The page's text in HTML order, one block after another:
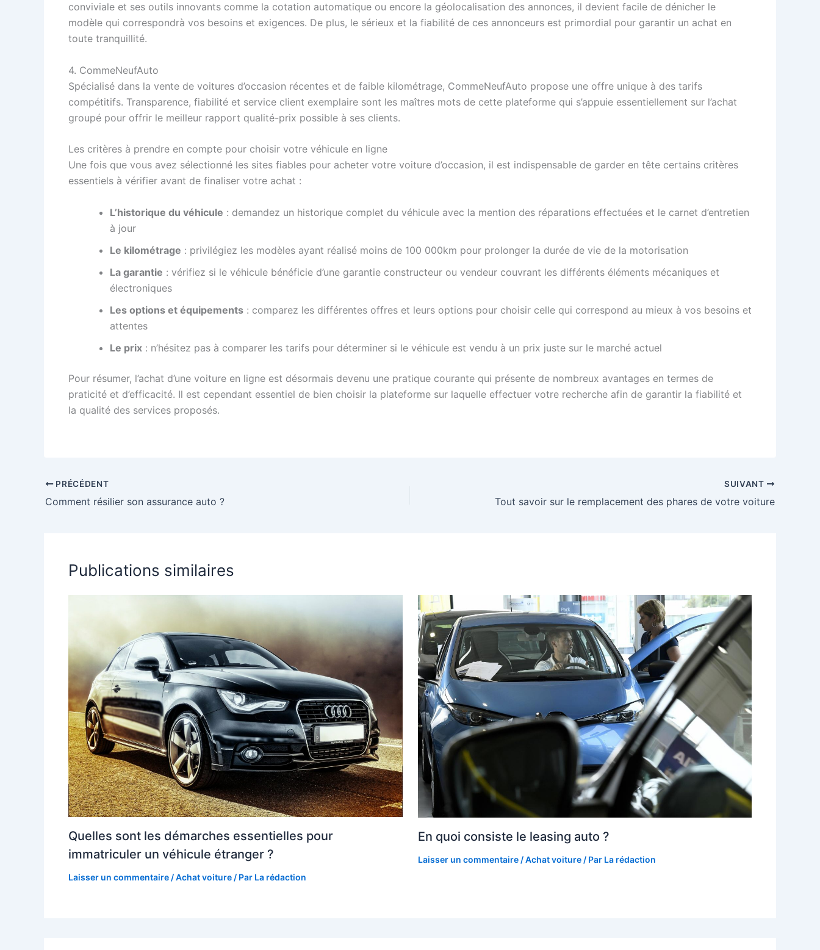
conviviale et ses outils innovants comme la cotation automatique ou encore la géolocalisation des annonces, il devient facile de dénicher le
modèle qui correspondrà vos besoins et exigences. De plus, le sérieux et la fiabilité de ces annonceurs est primordial pour garantir un achat en
toute tranquillité.
4. CommeNeufAuto
Spécialisé dans la vente de voitures d’occasion récentes et de faible kilométrage, CommeNeufAuto propose une offre unique à des tarifs
compétitifs. Transparence, fiabilité et service client exemplaire sont les maîtres mots de cette plateforme qui s’appuie essentiellement sur l’achat
groupé pour offrir le meilleur rapport qualité-prix possible à ses clients.
Les critères à prendre en compte pour choisir votre véhicule en ligne
Une fois que vous avez sélectionné les sites fiables pour acheter votre voiture d’occasion, il est indispensable de garder en tête certains critères
essentiels à vérifier avant de finaliser votre achat :
L’historique du véhicule : demandez un historique complet du véhicule avec la mention des réparations effectuées et le carnet d’entretien
à jour
Le kilométrage : privilégiez les modèles ayant réalisé moins de 100 000km pour prolonger la durée de vie de la motorisation
La garantie : vérifiez si le véhicule bénéficie d’une garantie constructeur ou vendeur couvrant les différents éléments mécaniques et
électroniques
Les options et équipements : comparez les différentes offres et leurs options pour choisir celle qui correspond au mieux à vos besoins et
attentes
Le prix : n’hésitez pas à comparer les tarifs pour déterminer si le véhicule est vendu à un prix juste sur le marché actuel
Pour résumer, l’achat d’une voiture en ligne est désormais devenu une pratique courante qui présente de nombreux avantages en termes de
praticité et d’efficacité. Il est cependant essentiel de bien choisir la plateforme sur laquelle effectuer votre recherche afin de garantir la fiabilité et
la qualité des services proposés.
PRÉCÉDENT
Comment résilier son assurance auto ?
SUIVANT
Tout savoir sur le remplacement des phares de votre voiture
Publications similaires
Quelles sont les démarches essentielles pour
immatriculer un véhicule étranger ?
Laisser un commentaire /Achat voiture / Par La rédaction
En quoi consiste le leasing auto ?
Laisser un commentaire /Achat voiture/ Par La rédaction